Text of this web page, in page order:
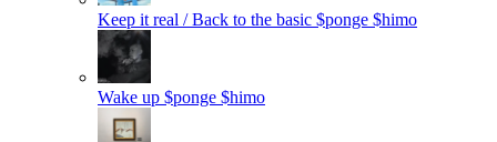
Keep it real / Back to the basic $ponge $himo
Wake up $ponge $himo